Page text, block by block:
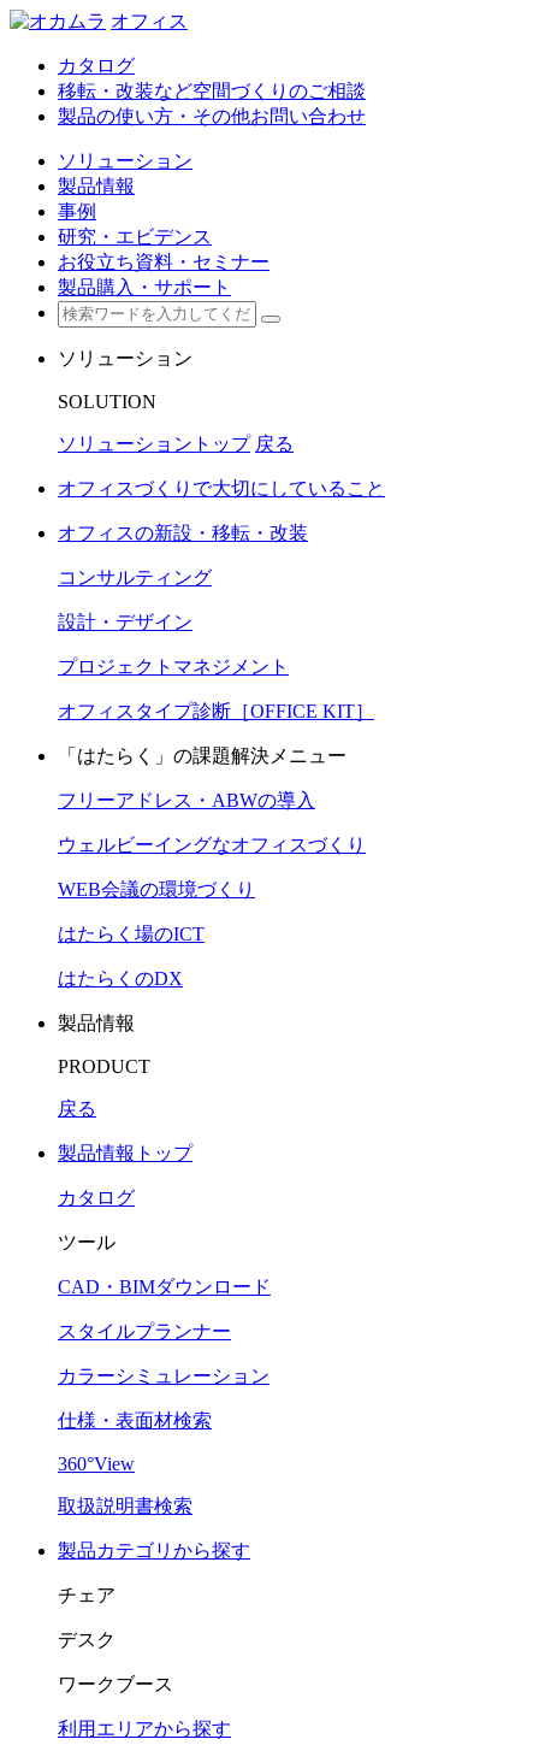
オフィス
カタログ
移転・改装など空間づくりのご相談
製品の使い方・その他お問い合わせ
ソリューション
製品情報
事例
研究・エビデンス
お役立ち資料・セミナー
製品購入・サポート
ソリューション
SOLUTION
ソリューショントップ 戻る
オフィスづくりで大切にしていること
オフィスの新設・移転・改装
コンサルティング
設計・デザイン
プロジェクトマネジメント
オフィスタイプ診断［OFFICE KIT］
「はたらく」の課題解決メニュー
フリーアドレス・ABWの導入
ウェルビーイングなオフィスづくり
WEB会議の環境づくり
はたらく場のICT
はたらくのDX
製品情報
PRODUCT
戻る
製品情報トップ
カタログ
ツール
CAD・BIMダウンロード
スタイルプランナー
カラーシミュレーション
仕様・表面材検索
360°View
取扱説明書検索
製品カテゴリから探す
チェア
デスク
ワークブース
利用エリアから探す